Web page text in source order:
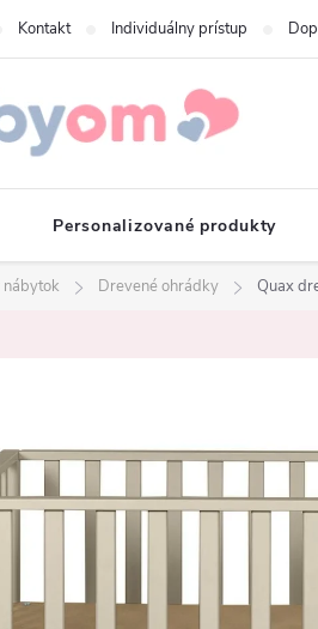
Kontakt Individuálny prístup
Personalizované produkty
Drevené ohrádky Quax